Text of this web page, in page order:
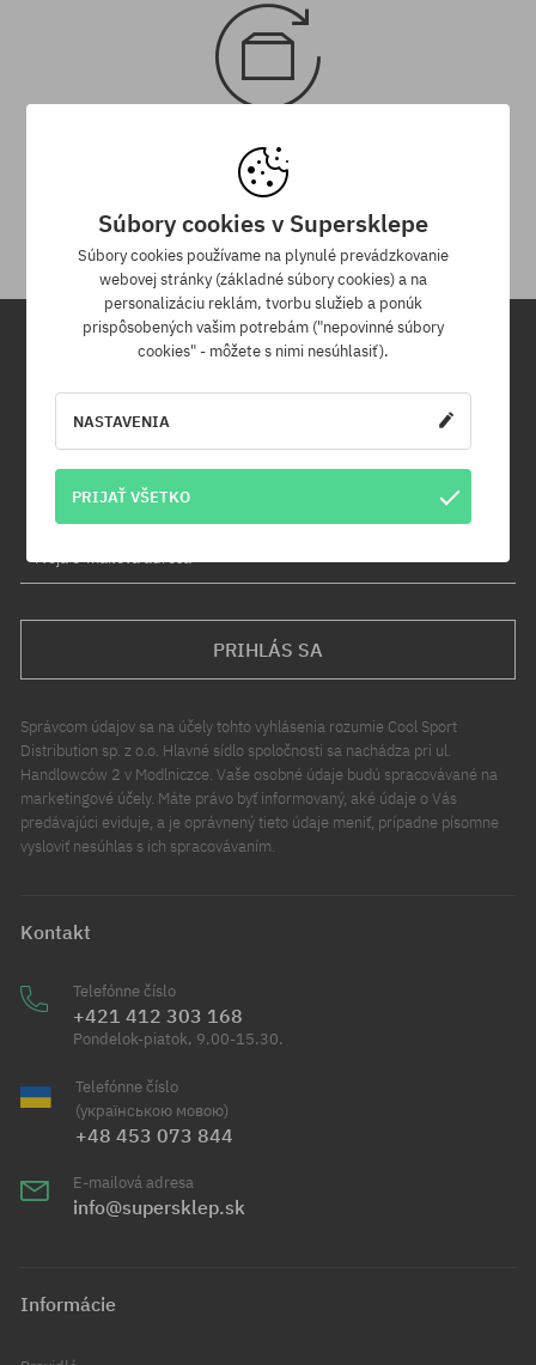
30 dní na vrátenie tovaru
Newsletter
Navyše získaš zľavový kód -5 % na celú objednávku!
Tvoja e-mailová adresa
PRIHLÁS SA
Správcom údajov sa na účely tohto vyhlásenia rozumie Cool Sport
Distribution sp. z o.o. Hlavné sídlo spoločnosti sa nachádza pri ul.
Handlowców 2 v Modlniczce. Vaše osobné údaje budú spracovávané na
marketingové účely. Máte právo byť informovaný, aké údaje o Vás
predávajúci eviduje, a je oprávnený tieto údaje meniť, prípadne písomne
vysloviť nesúhlas s ich spracovávaním.
Kontakt
Telefónne číslo
+421 412 303 168
Pondelok-piatok, 9.00-15.30.
Telefónne číslo
(українською мовою)
+48 453 073 844
E-mailová adresa
info@supersklep.sk
Informácie
Súbory cookies v Supersklepe
Súbory cookies používame na plynulé prevádzkovanie
webovej stránky (základné súbory cookies) a na
personalizáciu reklám, tvorbu služieb a ponúk
prispôsobených vašim potrebám ("nepovinné súbory
cookies" - môžete s nimi nesúhlasiť).
NASTAVENIA
PRIJAŤ VŠETKO